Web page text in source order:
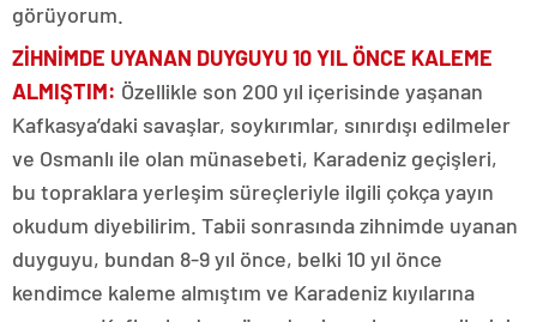
görüyorum.
ZİHNİMDE UYANAN DUYGUYU 10 YIL ÖNCE KALEME
ALMIŞTIM: Özellikle son 200 yıl içerisinde yaşanan
Kafkasya’daki savaşlar, soykırımlar, sınırdışı edilmeler
ve Osmanlı ile olan münasebeti, Karadeniz geçişleri,
bu topraklara yerleşim süreçleriyle ilgili çokça yayın
okudum diyebilirim. Tabii sonrasında zihnimde uyanan
duyguyu, bundan 8-9 yıl önce, belki 10 yıl önce
kendimce kaleme almıştım ve Karadeniz kıyılarına